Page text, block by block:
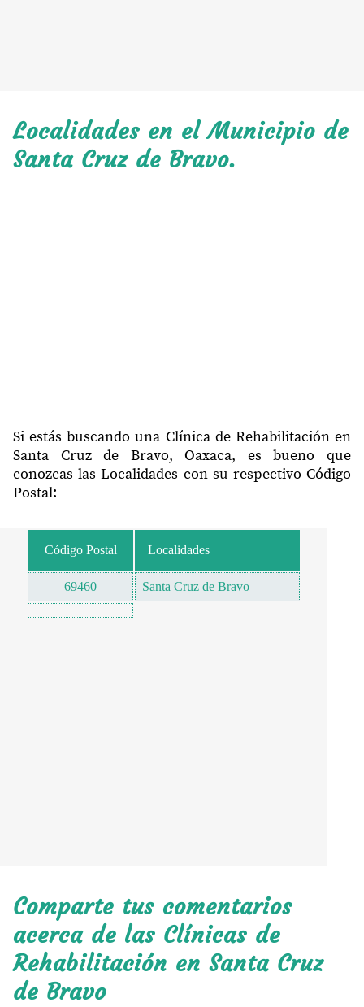
Localidades en el Municipio de
Santa Cruz de Bravo.
Si estás buscando una Clínica de Rehabilitación en
Santa Cruz de Bravo, Oaxaca, es bueno que
conozcas las Localidades con su respectivo Código
Postal:
Código Postal Localidades
69460 Santa Cruz de Bravo
Comparte tus comentarios
acerca de las Clínicas de
Rehabilitación en Santa Cruz
de Bravo